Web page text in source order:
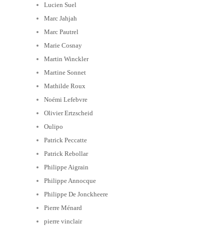
Lucien Suel
Marc Jahjah
Marc Pautrel
Marie Cosnay
Martin Winckler
Martine Sonnet
Mathilde Roux
Noémi Lefebvre
Olivier Ertzscheid
Oulipo
Patrick Peccatte
Patrick Rebollar
Philippe Aigrain
Philippe Annocque
Philippe De Jonckheere
Pierre Ménard
pierre vinclair